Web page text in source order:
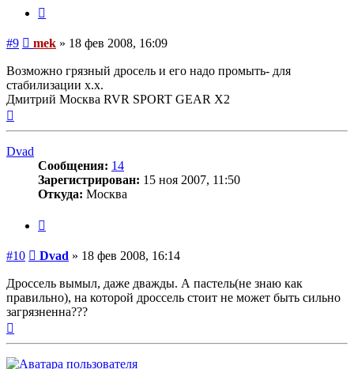
#9 Сообщение
mek » 18 фев 2008, 16:09
Возможно грязный дросель и его надо промыть- для
стабилизации х.х.
Дмитрий Москва RVR SPORT GEAR X2
Dvad
Сообщения: 14
Зарегистрирован: 15 ноя 2007, 11:50
Откуда: Москва
#10 Сообщение
Dvad » 18 фев 2008, 16:14
Дроссель вымыл, даже дважды. А пастель(не знаю как
правильно), на которой дроссель стоит не может быть сильно
загрязненна???